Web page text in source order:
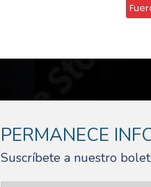
PERMANECE
Suscríbete a nuestro